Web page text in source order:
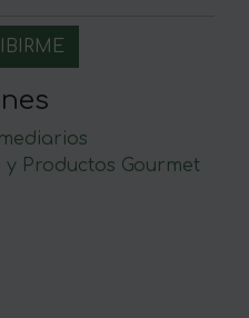
y Productos Gourmet